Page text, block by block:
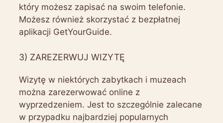
który możesz zapisać na swoim telefonie.
Możesz również skorzystać z bezpłatnej
aplikacji GetYourGuide.
3) ZAREZERWUJ WIZYTĘ
Wizytę w niektórych zabytkach i muzeach
można zarezerwować online z
wyprzedzeniem. Jest to szczególnie zalecane
w przypadku najbardziej popularnych